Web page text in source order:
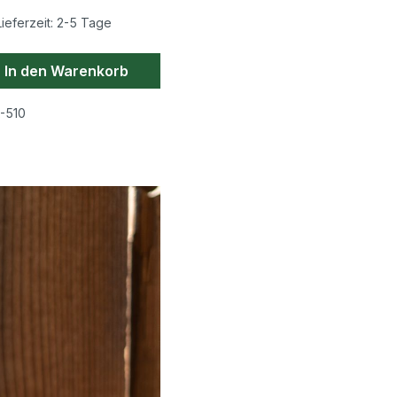
2-5 Tage
Gib den gewünschten Wert ein
In den Warenkorb
510